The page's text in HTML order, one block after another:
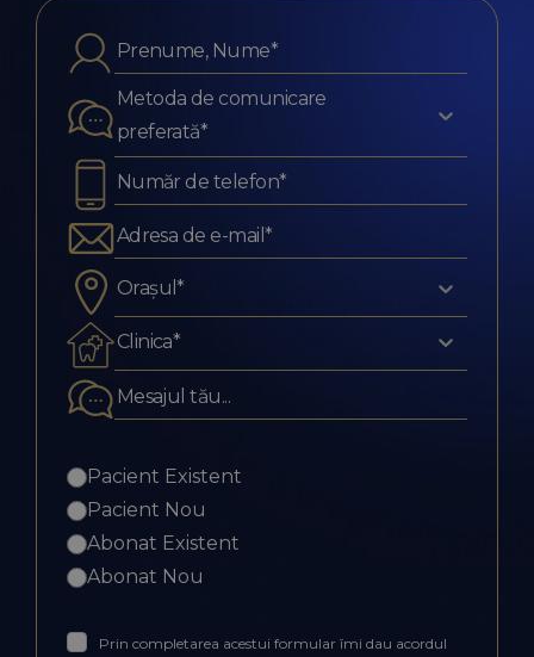
Metoda de comunicare
preferată*
Orașul*
Clinica*
Pacient Existent
Pacient Nou
Abonat Existent
Abonat Nou
Prin completarea acestui formular îmi dau acordul